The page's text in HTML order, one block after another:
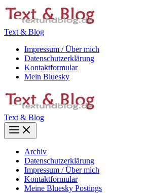
Zum
Inhalt
Text & Blog
Impressum / Über mich
Datenschutzerklärung
Kontaktformular
Mein Bluesky
Text & Blog
Main
Menu
Archiv
Datenschutzerklärung
Impressum / Über mich
Kontaktformular
Meine Bluesky Postings